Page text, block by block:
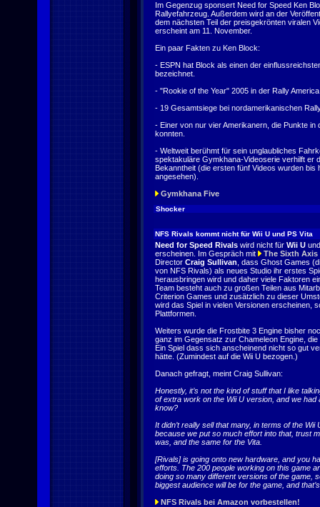
Im Gegenzug sponsert Need for Speed Ken
Rallyefahrzeug. Außerdem wird an der
dem nächsten Teil der preisgekrönten viralen
erscheint am 11. November.
Ein paar Fakten zu Ken Block:
- ESPN hat Block als einen der
bezeichnet.
- "Rookie of the Year" 2005 in der Rally
- 19 Gesamtsiege bei nordamerikanischen
- Einer von nur vier Amerikanern, die Punkte in
konnten.
- Weltweit berühmt für sein unglaubliches
spektakuläre Gymkhana-Videoserie verhilft er
Bekanntheit (die ersten fünf Videos wurden bis
angesehen).
Gymkhana Five
Shocker
NFS Rivals kommt nicht für Wii U und PS Vita
Need for Speed Rivals wird nicht für Wii U
erscheinen. Im Gespräch mit
The Sixth Axis
Director Craig Sullivan , dass Ghost Games
von NFS Rivals) als neues Studio ihr erstes
herausbringen wird und daher viele Faktoren
Team besteht auch zu großen Teilen aus
Criterion Games und zusätzlich zu dieser
wird das Spiel in vielen Versionen erscheinen,
Plattformen.
Weiters wurde die Frostbite 3 Engine bisher
ganz im Gegensatz zur Chameleon Engine,
Ein Spiel dass sich anscheinend nicht so gut
hätte. (Zumindest auf die Wii U bezogen.)
Danach gefragt, meint Craig Sullivan:
Honestly, it’s not the kind of stuff that I like
of extra work on the Wii U version, and we
know?
It didn’t really sell that many, in terms of the
because we put so much effort into that, trust
was, and the same for the Vita.
[Rivals] is going onto new hardware, and you
efforts. The 200 people working on this game
doing so many different versions of the game,
biggest audience will be for the game, and
NFS Rivals bei Amazon vorbestellen!